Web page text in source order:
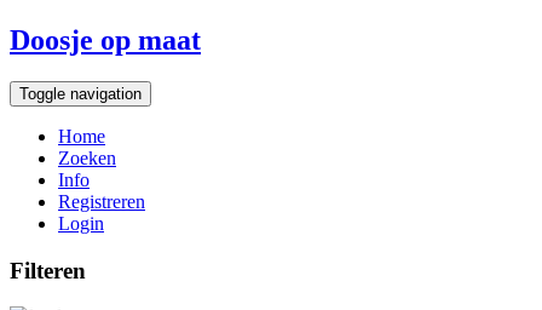
Doosje op maat
Toggle navigation
Home
Zoeken
Info
Registreren
Login
Filteren